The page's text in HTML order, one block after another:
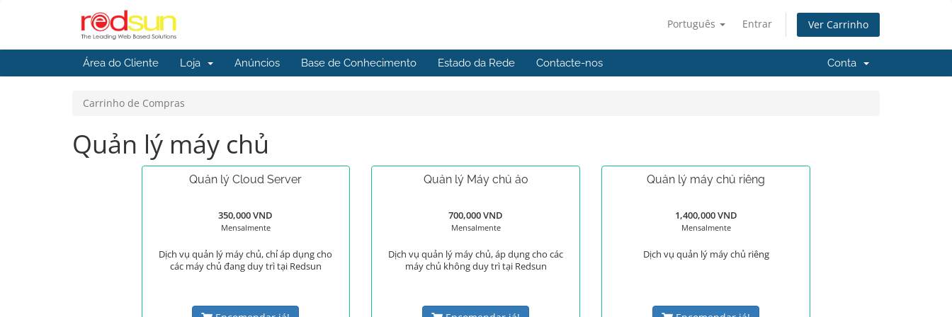
Português Entrar Ver Carrinho
Área do Cliente Loja Anúncios Base de Conhecimento Estado da Rede Contacte-nos Conta
Carrinho de Compras
Quản lý máy chủ
Quản lý Cloud Server
350,000 VND
Mensalmente
Dịch vụ quản lý máy chủ, chỉ áp dụng cho
các máy chủ đang duy trì tại Redsun
Quản lý Máy chủ ảo
700,000 VND
Mensalmente
Dịch vụ quản lý máy chủ, áp dụng cho các
máy chủ không duy trì tại Redsun
Quản lý máy chủ riêng
1,400,000 VND
Mensalmente
Dịch vụ quản lý máy chủ riêng